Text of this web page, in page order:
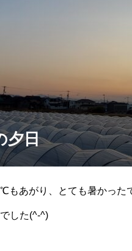
夕日
もあがり、とても暑かっ
した(^-^)